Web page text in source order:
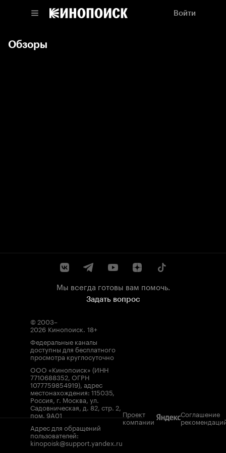
Войти
Обзоры
Мы всегда готовы вам помочь.
Задать вопрос
© 2003–
2026 Кинопоиск. 18+
Федеральные каналы
доступны для бесплатного
просмотра круглосуточно
ООО «Кинопоиск» (ИНН
7710688352, ОГРН
1077759854919), адрес
местонахождения: 115035,
Россия, г. Москва, ул.
Садовническая, д. 82, стр. 2,
пом. 9А01
Адрес для обращений
пользователей:
kinopoisk@support.yandex.ru
Проект
компании
Соглашение